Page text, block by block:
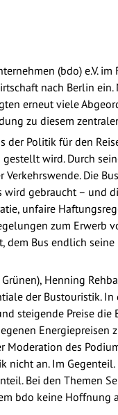
(bdo) e.V. im
nach Berlin ein.
erneut viele
zu diesem
Politik für den
wird. Durch
Die
wird gebraucht – und
unfaire
zum Erwerb
dem Bus endlich
Henning
der Bustouristik.
steigende Preise die
Energiepreisen
des
nicht an. Im
Bei den Themen
bdo keine Hoffnung